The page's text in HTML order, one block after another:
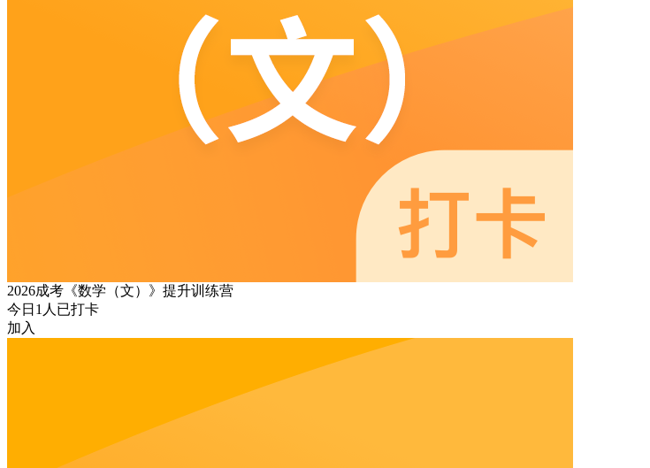
2026成考《数学（文）》提升训练营
今日 1 人已打卡
加入